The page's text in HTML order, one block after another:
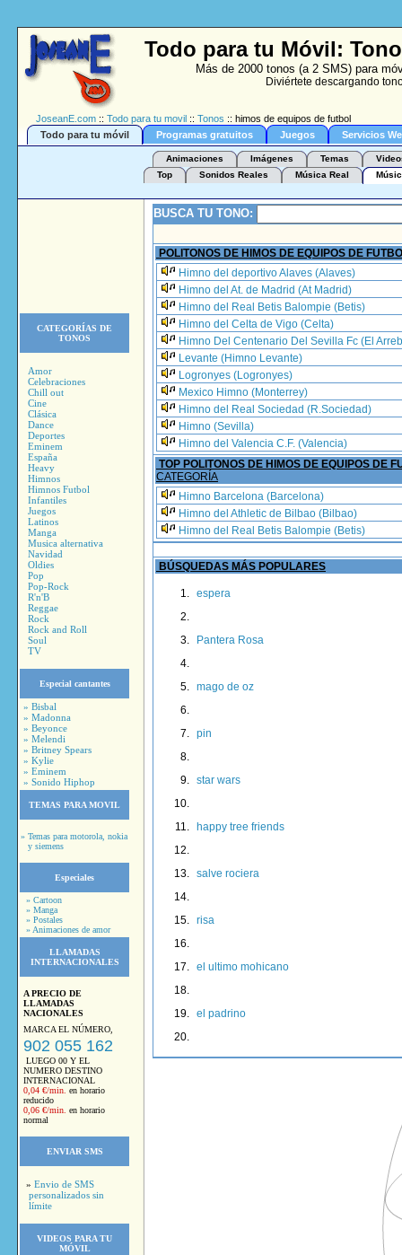
Todo para tu Móvil:
Más de 2000 tonos (a 2 SMS) para
Diviértete descargando
JoseanE.com :: Todo para tu movil :: Tonos :: himos de equipos de futbol
Todo para tu móvil
Programas gratuitos Juegos Servicios
Animaciones Imágenes Temas
Top
Sonidos Reales Música Real
CATEGORÍAS DE
TONOS
Amor
Celebraciones
Chill out
Cine
Clásica
Dance
Deportes
Eminem
España
Heavy
Himnos
Himnos Futbol
Infantiles
Juegos
Latinos
Manga
Musica alternativa
Navidad
Oldies
Pop
Pop-Rock
R'n'B
Reggae
Rock
Rock and Roll
Soul
TV
Especial cantantes
» Bisbal
» Madonna
» Beyonce
» Melendi
» Britney Spears
» Kylie
» Eminem
» Sonido Hiphop
TEMAS PARA MOVIL
» Temas para motorola, nokia
y siemens
Especiales
» Cartoon
» Manga
» Postales
» Animaciones de amor
LLAMADAS
INTERNACIONALES
A PRECIO DE
LLAMADAS
NACIONALES
MARCA EL NÚMERO,
902 055 162
LUEGO 00 Y EL
NUMERO DESTINO
INTERNACIONAL
0,04 €/min. en horario
reducido
0,06 €/min. en horario
normal
ENVIAR SMS
» Envio de SMS
personalizados sin
límite
VIDEOS PARA TU
MÓVIL
BUSCA TU TONO:
POLITONOS DE HIMOS DE EQUIPOS DE
Himno del deportivo Alaves (Alaves)
Himno del At. de Madrid (At Madrid)
Himno del Real Betis Balompie (Betis)
Himno del Celta de Vigo (Celta)
Himno Del Centenario Del Sevilla Fc (El
Levante (Himno Levante)
Logronyes (Logronyes)
Mexico Himno (Monterrey)
Himno del Real Sociedad (R.Sociedad)
Himno (Sevilla)
Himno del Valencia C.F. (Valencia)
TOP POLITONOS DE HIMOS DE EQUIPOS DE
CATEGORÍA
Himno Barcelona (Barcelona)
Himno del Athletic de Bilbao (Bilbao)
Himno del Real Betis Balompie (Betis)
BÚSQUEDAS MÁS POPULARES
espera
Pantera Rosa
mago de oz
pin
star wars
happy tree friends
salve rociera
risa
el ultimo mohicano
el padrino